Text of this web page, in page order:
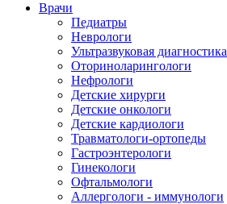
Врачи
Педиатры
Неврологи
Ультразвуковая диагностика
Оториноларингологи
Нефрологи
Детские хирурги
Детские онкологи
Детские кардиологи
Травматологи-ортопеды
Гастроэнтерологи
Гинекологи
Офтальмологи
Аллергологи - иммунологи